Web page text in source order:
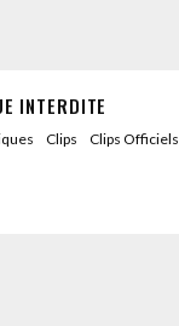
INTERDITE
Clips Clips Officiels